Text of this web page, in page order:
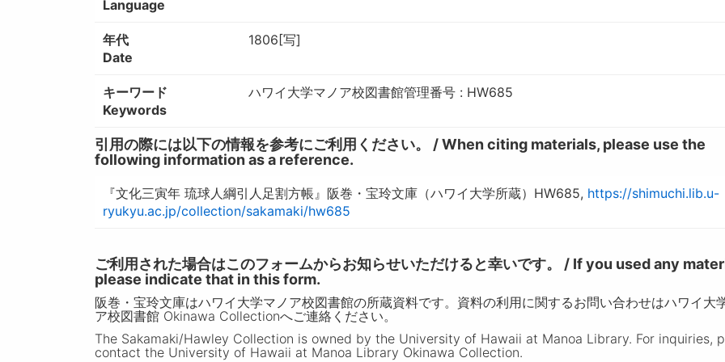
Language
年代
Date
1806[写]
キーワード
Keywords
ハワイ大学マノア校図書館管理番号 : HW685
引用の際には以下の情報を参考にご利用ください。 / When citing materials, please use the
following information as a reference.
『文化三寅年 琉球人綱引人足割方帳』阪巻・宝玲文庫（ハワイ大学所蔵）HW685, https://shimuchi.lib.u-
ryukyu.ac.jp/collection/sakamaki/hw685
ご利用された場合はこのフォームからお知らせいただけると幸いです。 / If you used any
please indicate that in this form.
阪巻・宝玲文庫はハワイ大学マノア校図書館の所蔵資料です。資料の利用に関するお問い合わせはハワイ大
ア校図書館 Okinawa Collectionへご連絡ください。
The Sakamaki/Hawley Collection is owned by the University of Hawaii at Manoa Library. For inquiries,
contact the University of Hawaii at Manoa Library Okinawa Collection.